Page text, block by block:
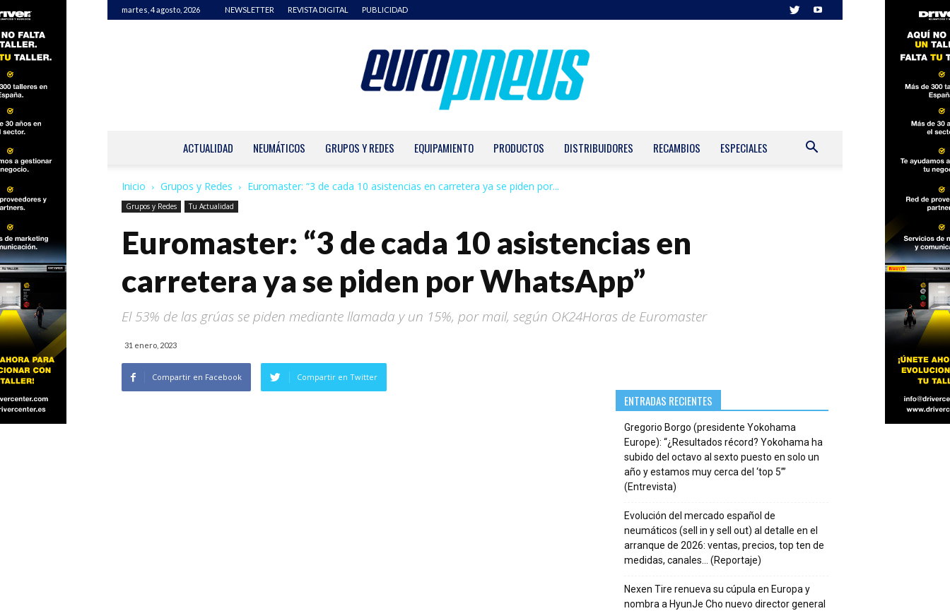
martes, 4 agosto, 2026 NEWSLETTER REVISTA DIGITAL PUBLICIDAD
ACTUALIDAD NEUMÁTICOS GRUPOS Y REDES EQUIPAMIENTO PRODUCTOS DISTRIBUIDORES RECAMBIOS ESPECIALES
Inicio Grupos y Redes Euromaster: “3 de cada 10 asistencias en carretera ya se piden por...
Grupos y Redes Tu Actualidad
Euromaster: “3 de cada 10 asistencias en
carretera ya se piden por WhatsApp”
El 53% de las grúas se piden mediante llamada y un 15%, por mail, según OK24Horas de Euromaster
31 enero, 2023
Compartir en Facebook Compartir en Twitter
ENTRADAS RECIENTES
Gregorio Borgo (presidente Yokohama
Europe): “¿Resultados récord? Yokohama ha
subido del octavo al sexto puesto en solo un
año y estamos muy cerca del ‘top 5’”
(Entrevista)
Evolución del mercado español de
neumáticos (sell in y sell out) al detalle en el
arranque de 2026: ventas, precios, top ten de
medidas, canales… (Reportaje)
Nexen Tire renueva su cúpula en Europa y
nombra a HyunJe Cho nuevo director general